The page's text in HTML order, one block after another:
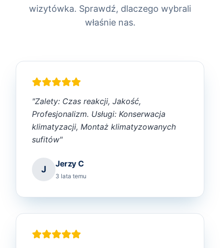
wizytówka. Sprawdź, dlaczego wybrali
właśnie nas.
"Zalety: Czas reakcji, Jakość,
Profesjonalizm. Usługi: Konserwacja
klimatyzacji, Montaż klimatyzowanych
sufitów"
J
Jerzy C
3 lata temu